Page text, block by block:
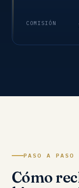
COMISIÓN
PASO A PASO
Cómo